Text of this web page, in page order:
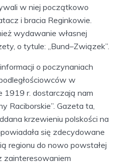
w niej początkowo
i bracia Reginkowie.
wydawanie własnej
o tytule: „Bund–Związek”.
o poczynaniach
w
1919 r. dostarczają nam
Raciborskie”. Gazeta ta,
krzewieniu polskości na
się zdecydowane
regionu do nowo powstałej
zainteresowaniem